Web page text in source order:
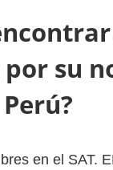
su
en el SAT.